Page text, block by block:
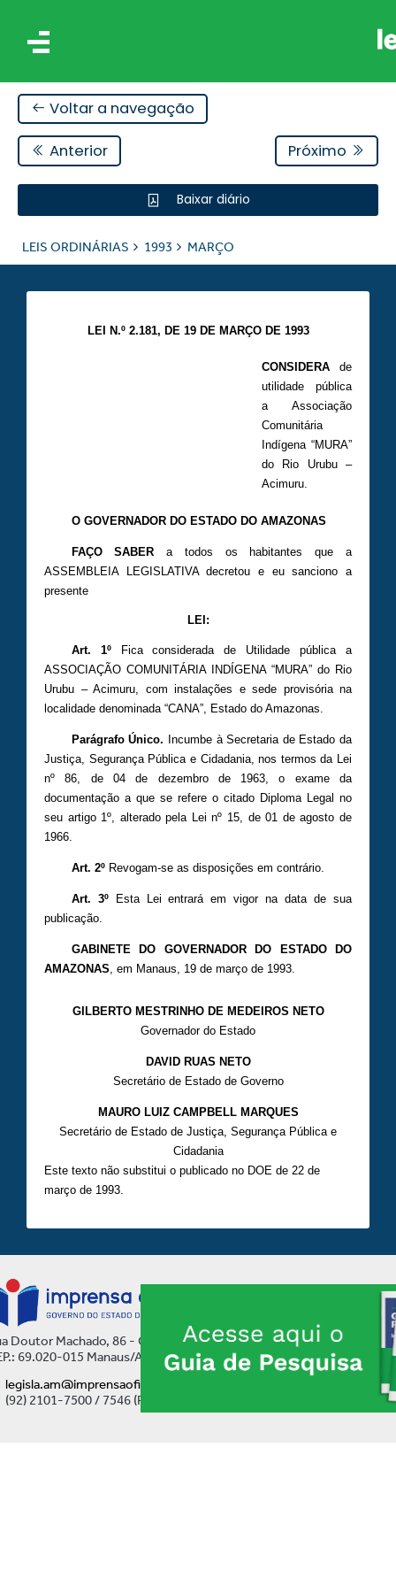
Voltar a navegação
Anterior Próximo
Baixar diário
LEIS ORDINÁRIAS 1993 MARÇO
LEI N.º 2.181, DE 19 DE MARÇO DE 1993
CONSIDERAde
utilidade pública
a Associação
Comunitária
Indígena “MURA”
do Rio Urubu –
Acimuru.
O GOVERNADOR DO ESTADO DO AMAZONAS
FAÇO SABERa todos os habitantes que a
ASSEMBLEIA LEGISLATIVA decretou e eu sanciono a
presente
LEI:
Art. 1ºFica considerada de Utilidade pública a
ASSOCIAÇÃO COMUNITÁRIA INDÍGENA “MURA” do Rio
Urubu – Acimuru, com instalações e sede provisória na
localidade denominada “CANA”, Estado do Amazonas.
Parágrafo Único. Incumbe à Secretaria de Estado da
Justiça, Segurança Pública e Cidadania, nos termos da Lei
nº 86, de 04 de dezembro de 1963, o exame da
documentação a que se refere o citado Diploma Legal no
seu artigo 1º, alterado pela Lei nº 15, de 01 de agosto de
1966.
Art. 2ºRevogam-se as disposições em contrário.
Art. 3ºEsta Lei entrará em vigor na data de sua
publicação.
GABINETE DO GOVERNADOR DO ESTADO DO
AMAZONAS , em Manaus, 19 de março de 1993.
GILBERTO MESTRINHO DE MEDEIROS NETO
Governador do Estado
DAVID RUAS NETO
Secretário de Estado de Governo
MAURO LUIZ CAMPBELL MARQUES
Secretário de Estado de Justiça, Segurança Pública e
Cidadania
Este texto não substitui o publicado no DOE de 22 de
março de 1993.
Doutor Machado, 86 - Centro
69.020-015 Manaus/AM
legisla.am@imprensaoficial.am.gov.br
(92) 2101-7500 / 7546 (Ramal)